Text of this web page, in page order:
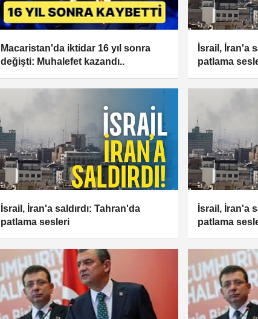
Macaristan'da iktidar 16 yıl sonra
değişti: Muhalefet kazandı..
İsrail, İran'a
patlama
İsrail, İran'a saldırdı: Tahran'da
patlama sesleri
İsrail, İran'a
patlama